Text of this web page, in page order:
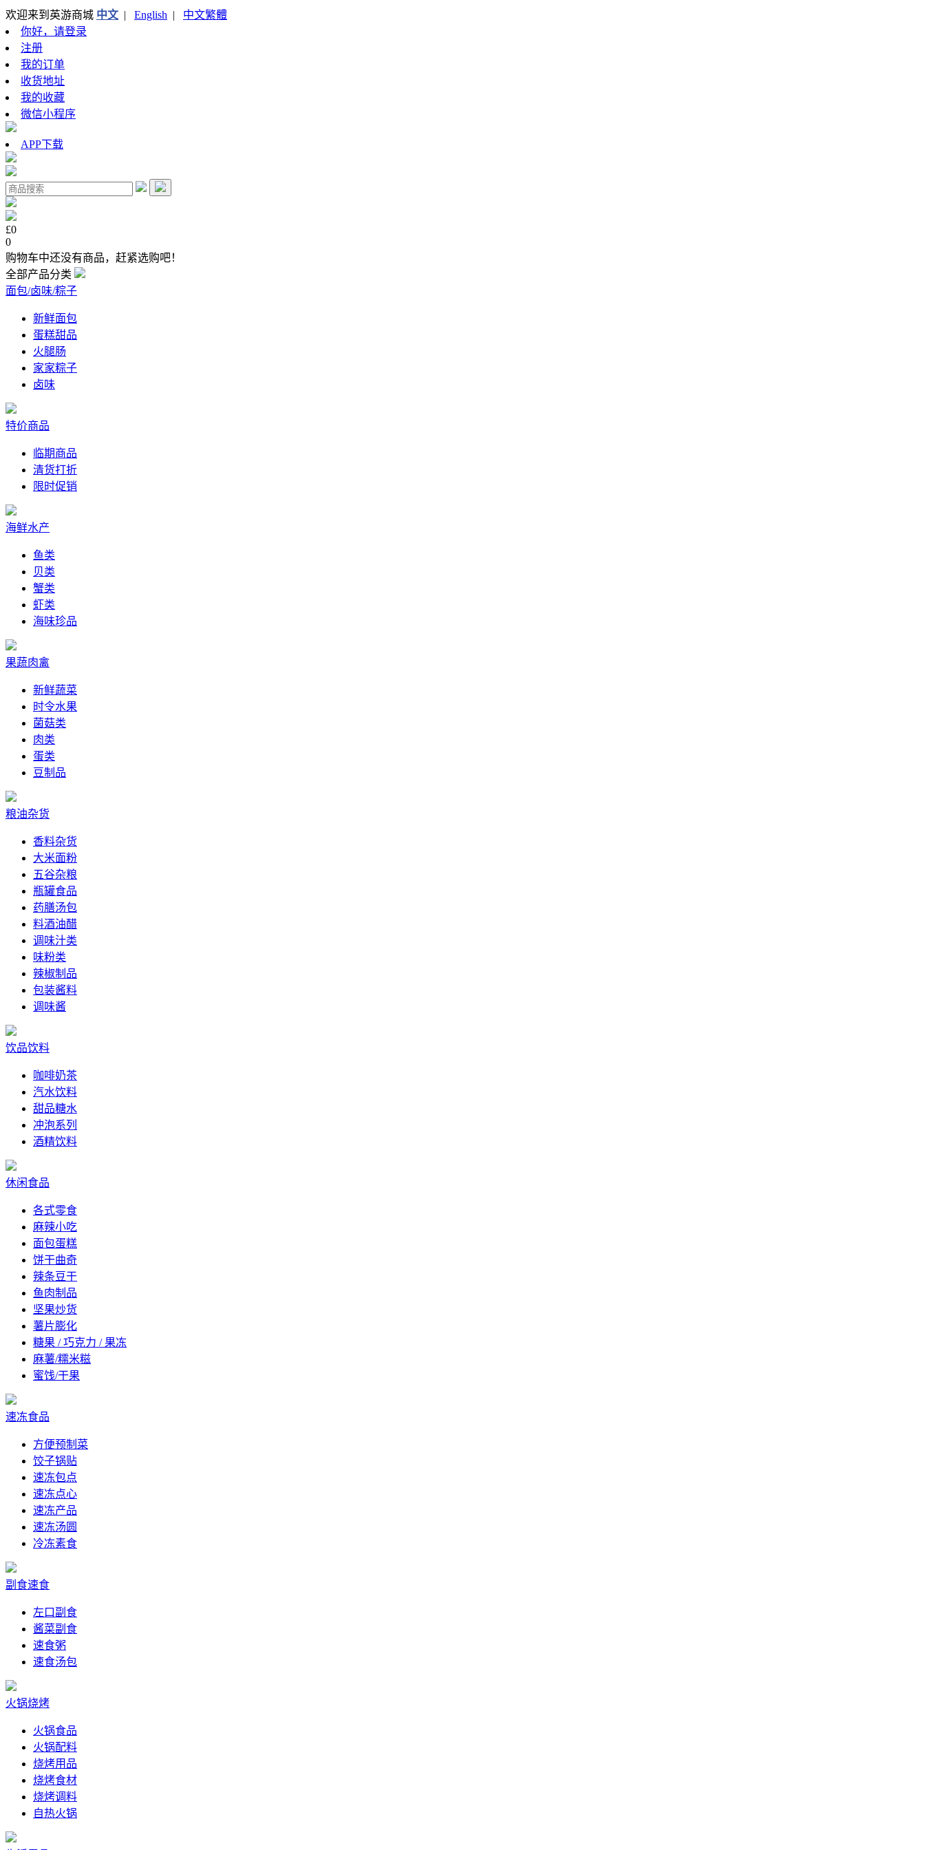
欢迎来到英游商城 中文 | English | 中文繁體
你好，请登录
注册
我的订单
收货地址
我的收藏
微信小程序
APP下载
£0
0
购物车中还没有商品，赶紧选购吧！
全部产品分类
面包/卤味/粽子
新鲜面包
蛋糕甜品
火腿肠
家家粽子
卤味
特价商品
临期商品
清货打折
限时促销
海鲜水产
鱼类
贝类
蟹类
虾类
海味珍品
果蔬肉禽
新鲜蔬菜
时令水果
菌菇类
肉类
蛋类
豆制品
粮油杂货
香料杂货
大米面粉
五谷杂粮
瓶罐食品
药膳汤包
料酒油醋
调味汁类
味粉类
辣椒制品
包装酱料
调味酱
饮品饮料
咖啡奶茶
汽水饮料
甜品糖水
冲泡系列
酒精饮料
休闲食品
各式零食
麻辣小吃
面包蛋糕
饼干曲奇
辣条豆干
鱼肉制品
坚果炒货
薯片膨化
糖果 / 巧克力 / 果冻
麻薯/糯米糍
蜜饯/干果
速冻食品
方便预制菜
饺子锅贴
速冻包点
速冻点心
速冻产品
速冻汤圆
冷冻素食
副食速食
左口副食
酱菜副食
速食粥
速食汤包
火锅烧烤
火锅食品
火锅配料
烧烤用品
烧烤食材
烧烤调料
自热火锅